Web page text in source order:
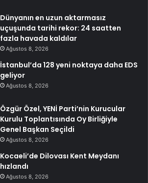
Dünyanın en uzun aktarmasız
uçuşunda tarihi rekor: 24 saatten
fazla havada kaldılar
Ağustos 8, 2026
İstanbul’da 128 yeni noktaya daha EDS
geliyor
Ağustos 8, 2026
Özgür Özel, YENİ Parti’nin Kurucular
Kurulu Toplantısında Oy Birliğiyle
Genel Başkan Seçildi
Ağustos 8, 2026
Kocaeli’de Dilovası Kent Meydanı
hızlandı
Ağustos 8, 2026